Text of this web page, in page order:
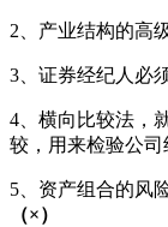
2、产业结构的高
3、证券经纪人必
4、横向比较法，
较，用来检验公
5、资产组合的风
（×）